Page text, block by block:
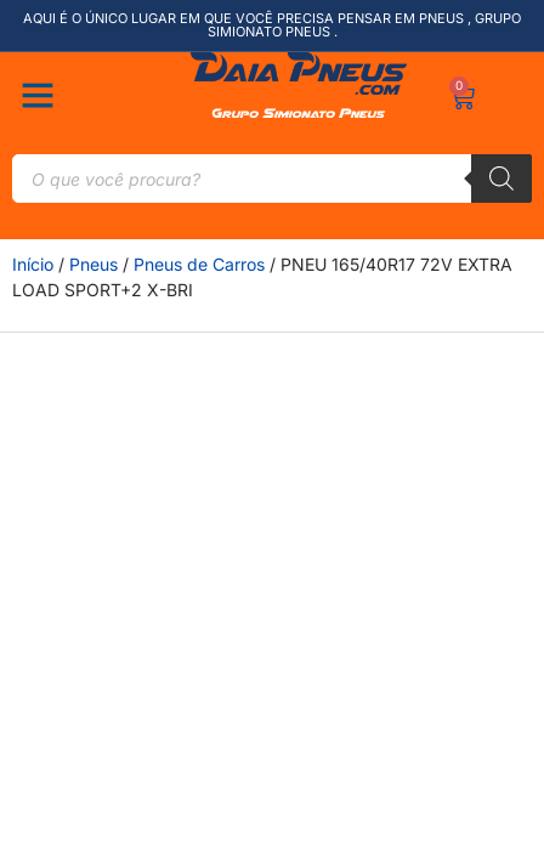
AQUI É O ÚNICO LUGAR EM QUE VOCÊ PRECISA PENSAR EM PNEUS , GRUPO
SIMIONATO PNEUS .
0
Início / Pneus / Pneus de Carros / PNEU 165/40R17 72V EXTRA
LOAD SPORT+2 X-BRI